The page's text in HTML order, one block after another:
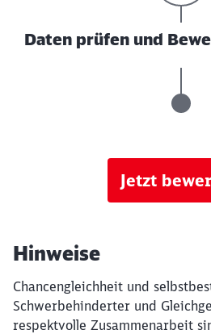
Daten prüfen und
Jetzt
Hinweise
Chancengleichheit und
Schwerbehinderter und
respektvolle Zusammenarbeit